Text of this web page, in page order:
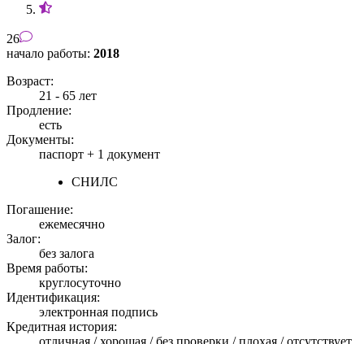
26
начало работы: 2018
Возраст:
21 - 65 лет
Продление:
есть
Документы:
паспорт + 1 документ
СНИЛС
Погашение:
ежемесячно
Залог:
без залога
Время работы:
круглосуточно
Идентификация:
электронная подпись
Кредитная история:
отличная / хорошая / без проверки / плохая / отсутствует